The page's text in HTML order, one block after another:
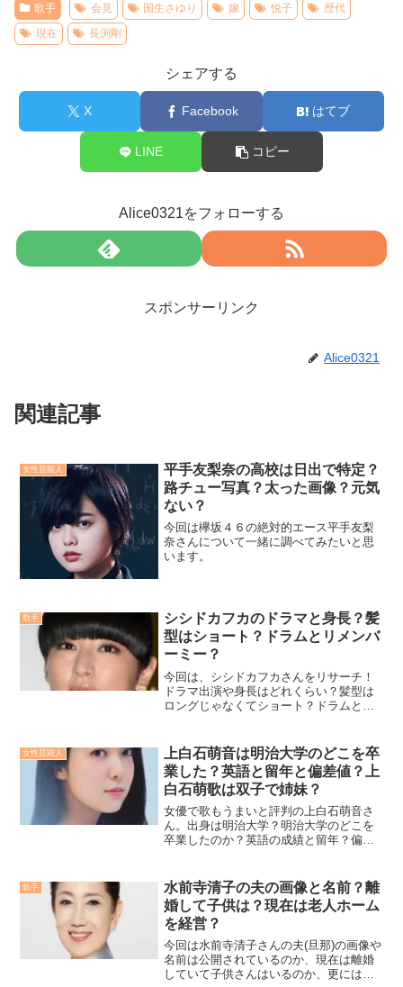
歌手 会見 国生さゆり 嫁 悦子
歴代
現在
長渕剛
シェアする
X Facebook はてブ
LINE コピー
Alice0321をフォローする
スポンサーリンク
Alice0321
関連記事
女性芸能人
平手友梨奈の高校は日出で特定？
路チュー写真？太った画像？元気
ない？
今回は欅坂４６の絶対的エース平手友梨
奈さんについて一緒に調べてみたいと思
います。
歌手
シシドカフカのドラマと身長？髪
型はショート？ドラムとリメンバ
ーミー？
今回は、シシドカフカさんをリサーチ！
ドラマ出演や身長はどれくらい？髪型は
ロングじゃなくてショート？ドラムとリ
女性芸能人
上白石萌音は明治大学のどこを卒
業した？英語と留年と偏差値？上
白石萌歌は双子で姉妹？
女優で歌もうまいと評判の上白石萌音さ
ん。出身は明治大学？明治大学のどこを
卒業したのか？英語の成績と留年？偏差
んな気になる姉妹について調べてみまし
た！
歌手
水前寺清子の夫の画像と名前？離
婚して子供は？現在は老人ホーム
を経営？
今回は水前寺清子さんの夫(旦那)の画像や
名前は公開されているのか、現在は離婚
していて子供さんはいるのか、更には現